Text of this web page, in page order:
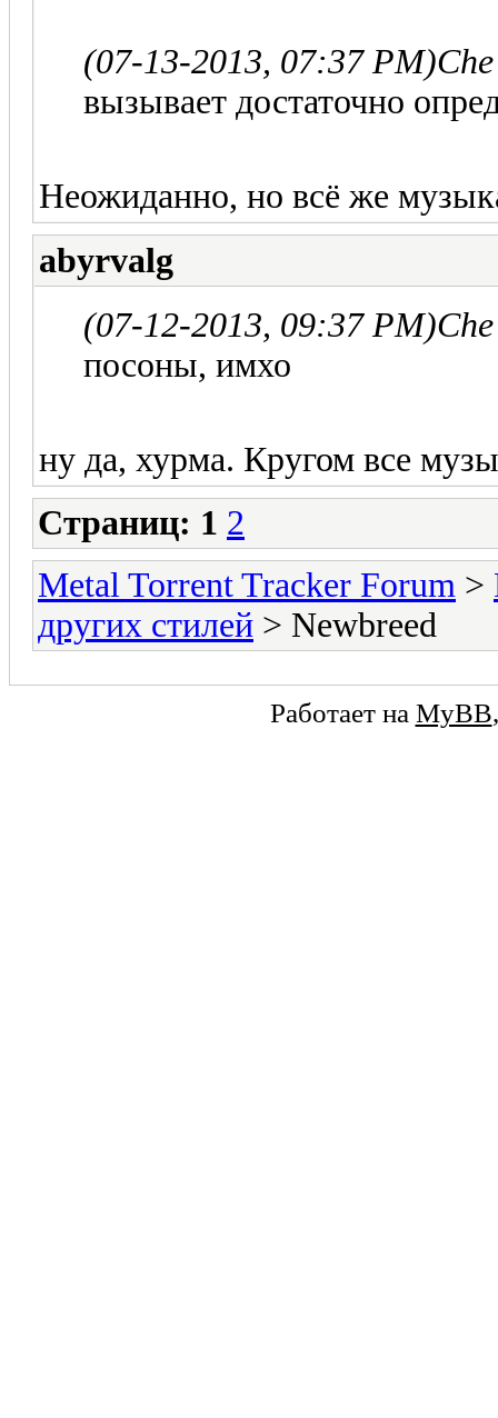
(07-13-2013, 07:37 PM)
вызывает достаточно
Неожиданно, но всё же
abyrvalg
(07-12-2013, 09:37 PM)
посоны, имхо
ну да, хурма. Кругом все
Страниц: 1 2
Metal Torrent Tracker Forum >
других стилей > Newbreed
Работает на MyBB